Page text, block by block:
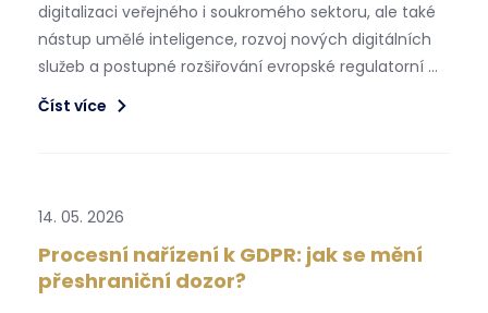
digitalizaci veřejného i soukromého sektoru, ale také
nástup umělé inteligence, rozvoj nových digitálních
služeb a postupné rozšiřování evropské regulatorní …
Číst více
14. 05. 2026
Procesní nařízení k GDPR: jak se mění
přeshraniční dozor?